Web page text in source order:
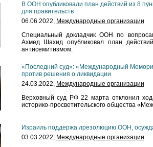
В ООН опубликовали план действий из 8
для правительств
06.06.2022, Международные организации
Специальный докладчик ООН по
Ахмед Шахид опубликовал план
антисемитизмом.
«Последний суд»: «Международный
против решения о ликвидации
24.03.2022, Международные организации
Верховный суд РФ 22 марта отклонил
историко-просветительского общества
Израиль поддержа лрезолюцию ООН,
03.03.2022, Международные организации